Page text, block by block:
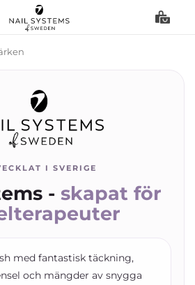
I SVERIGE
- skapat för
med fantastisk täckning,
och mängder av snygga